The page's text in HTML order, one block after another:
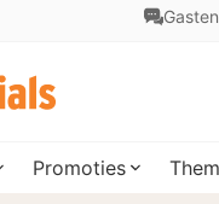
Promoties